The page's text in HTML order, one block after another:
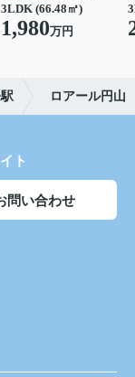
3LDK (66.48㎡)
1,980万円
ロアール円山
ト
問い合わせ